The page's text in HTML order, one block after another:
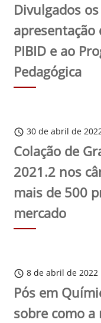
Divulgados
PIBID e ao
Pedagógica
schedule 30 de abril de
Colação de
2021.2 nos
mais de 500
mercado
schedule 8 de abril de 2022
Pós em
sobre como